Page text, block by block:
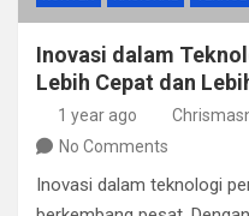
Inovasi dalam
Lebih Cepat dan
1 year ago
No Comments
Inovasi dalam teknologi